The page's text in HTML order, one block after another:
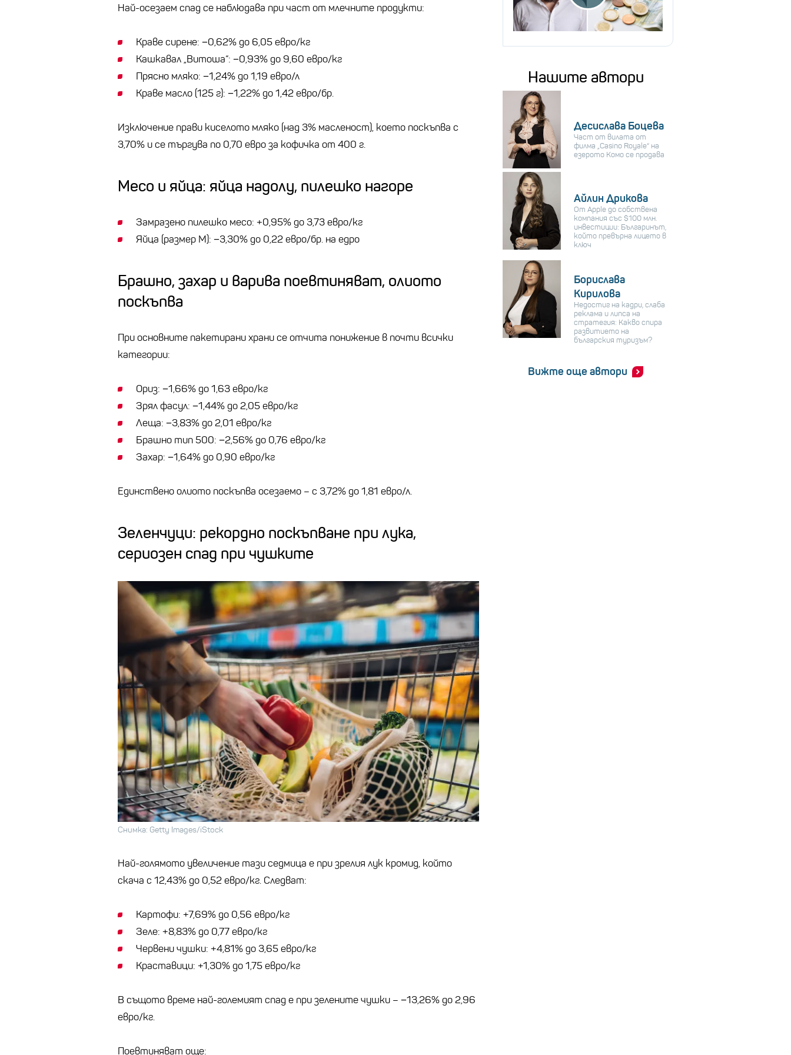
Най-осезаем спад се наблюдава при част от млечните продукти:
Краве сирене: −0,62% до 6,05 евро/кг
Кашкавал „Витоша“: −0,93% до 9,60 евро/кг
Прясно мляко: −1,24% до 1,19 евро/л
Краве масло (125 г): −1,22% до 1,42 евро/бр.
Изключение прави киселото мляко (над 3% масленост), което поскъпва с
3,70% и се търгува по 0,70 евро за кофичка от 400 г.
Месо и яйца: яйца надолу, пилешко нагоре
Замразено пилешко месо: +0,95% до 3,73 евро/кг
Яйца (размер М): −3,30% до 0,22 евро/бр. на едро
Брашно, захар и варива поевтиняват, олиото
поскъпва
При основните пакетирани храни се отчита понижение в почти всички
категории:
Ориз: −1,66% до 1,63 евро/кг
Зрял фасул: −1,44% до 2,05 евро/кг
Леща: −3,83% до 2,01 евро/кг
Брашно тип 500: −2,56% до 0,76 евро/кг
Захар: −1,64% до 0,90 евро/кг
Единствено олиото поскъпва осезаемо – с 3,72% до 1,81 евро/л.
Зеленчуци: рекордно поскъпване при лука,
сериозен спад при чушките
Снимка: Getty Images/iStock
Най-голямото увеличение тази седмица е при зрелия лук кромид, който
скача с 12,43% до 0,52 евро/кг. Следват:
Картофи: +7,69% до 0,56 евро/кг
Зеле: +8,83% до 0,77 евро/кг
Червени чушки: +4,81% до 3,65 евро/кг
Краставици: +1,30% до 1,75 евро/кг
В същото време най-големият спад е при зелените чушки – −13,26% до 2,96
евро/кг.
Поевтиняват още:
Нашите автори
Десислава Боцева
Част от вилата от
филма „Casino Royale“ на
езерото Комо се продава
Айлин Дрикова
От Apple до собствена
компания със $100 млн.
инвестиции: Българинът,
който превърна лицето в
ключ
Борислава
Кирилова
Недостиг на кадри, слаба
реклама и липса на
стратегия: Какво спира
развитието на
българския туризъм?
Вижте още автори